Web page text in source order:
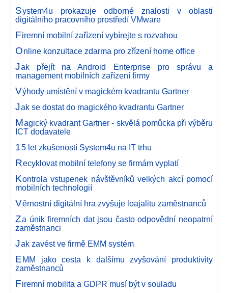
System4u prokazuje odborné znalosti v oblasti
digitálního pracovního prostředí VMware
Firemní mobilní zařízení vybírejte s rozvahou
Online konzultace zdarma pro zřízení home office
Jak přejít na Android Enterprise pro správu a
management mobilních zařízení firmy
Výhody umístění v magickém kvadrantu Gartner
Jak se dostat do magického kvadrantu Gartner
Magický kvadrant Gartner - skvělá pomůcka při výběru
ICT dodavatele
15 let zkušeností System4u na IT trhu
Recyklovat mobilní telefony se firmám vyplatí
Kontrola vstupenek návštěvníků velkých akcí pomocí
mobilních technologií
Věrnostní digitální hra zvyšuje loajalitu zaměstnanců
Za únik firemních dat jsou často odpovědní neopatrní
zaměstnanci
Jak zavést ve firmě EMM systém
EMM jako cesta k dalšímu zvyšování produktivity
zaměstnanců
Firemní mobilita a GDPR musí být v souladu